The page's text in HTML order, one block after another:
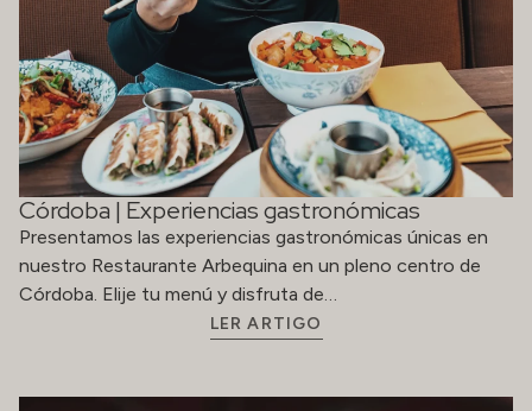
Córdoba | Experiencias gastronómicas
Presentamos las experiencias gastronómicas únicas en
nuestro Restaurante Arbequina en un pleno centro de
Córdoba. Elije tu menú y disfruta de…
LER ARTIGO